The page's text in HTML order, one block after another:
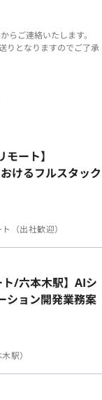
らご連絡いたします。
りとなりますのでご了承
ート】
けるフルスタック
（出社歓迎）
/六本木駅】AIシ
ション開発業務案
駅）